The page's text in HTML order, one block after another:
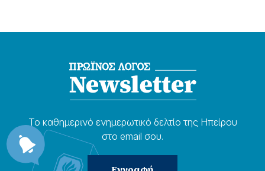
Το καθημερɩνό ενημερωτɩκό δελτίο της Ηπείρου
στο email σου.